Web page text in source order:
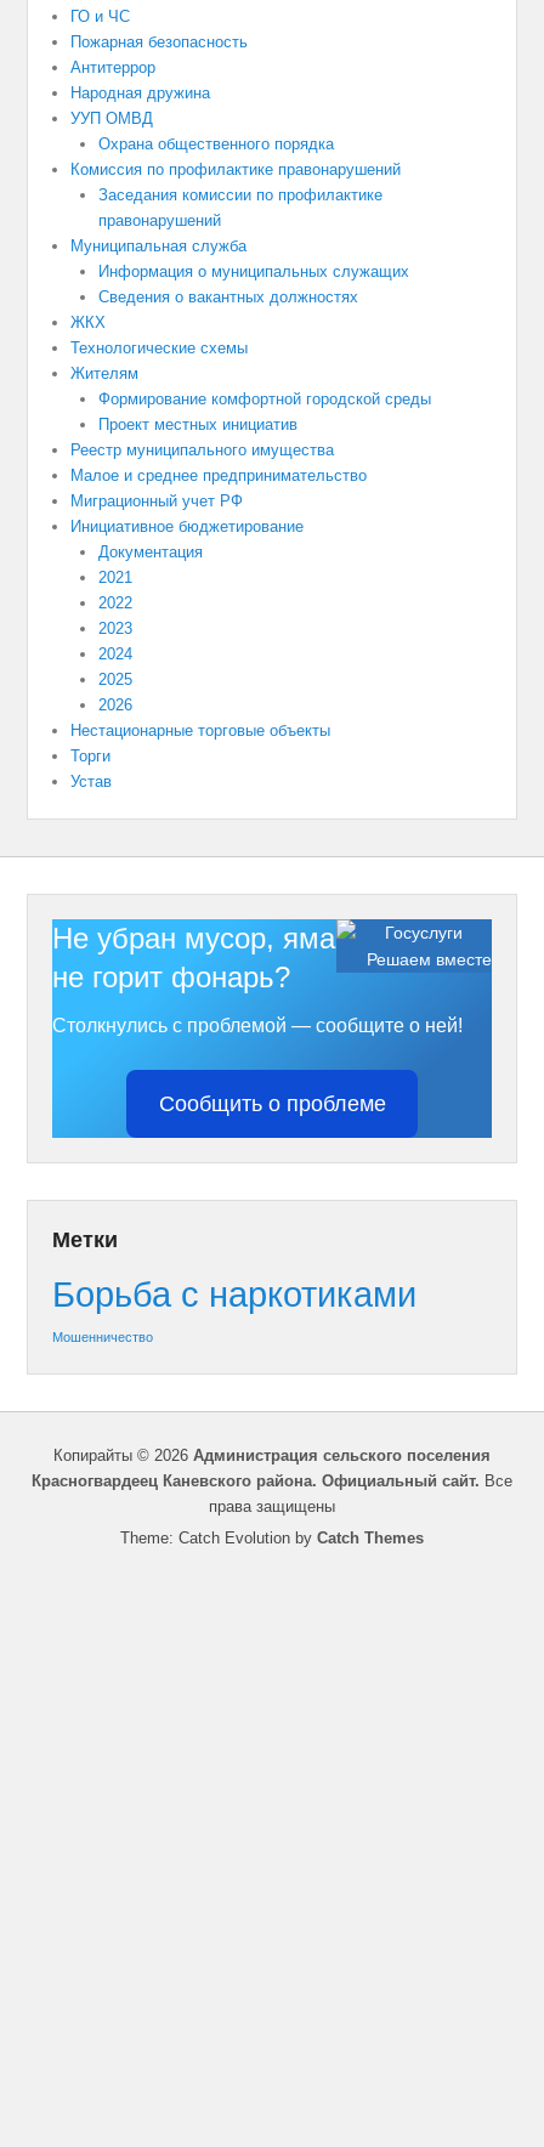
ГО и ЧС
Пожарная безопасность
Антитеррор
Народная дружина
УУП ОМВД
Охрана общественного порядка
Комиссия по профилактике правонарушений
Заседания комиссии по профилактике
правонарушений
Муниципальная служба
Информация о муниципальных служащих
Сведения о вакантных должностях
ЖКХ
Технологические схемы
Жителям
Формирование комфортной городской среды
Проект местных инициатив
Реестр муниципального имущества
Малое и среднее предпринимательство
Миграционный учет РФ
Инициативное бюджетирование
Документация
2021
2022
2023
2024
2025
2026
Нестационарные торговые объекты
Торги
Устав
Решаем вместе
Не убран мусор, яма на дороге,
не горит фонарь?
Столкнулись с проблемой — сообщите о ней!
Сообщить о проблеме
Метки
Борьба с наркотиками
Мошенничество
Копирайты © 2026 Администрация сельского поселения
Красногвардеец Каневского района. Официальный сайт. Все
права защищены
Theme: Catch Evolution by Catch Themes